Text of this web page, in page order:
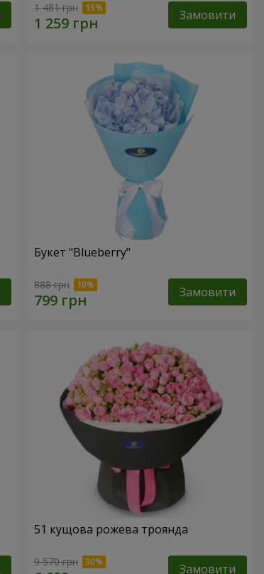
1 481 грн Замовити
Букет "Blueberry"
888 грн Замовити
51 кущова рожева троянда
9 570 грн Замовити